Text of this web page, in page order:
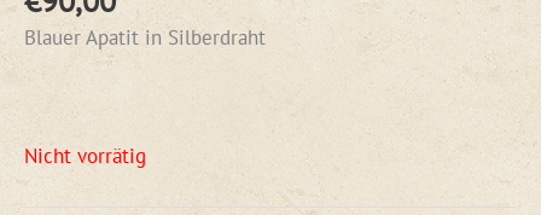
Blauer Apatit in Silberdraht
Nicht vorrätig